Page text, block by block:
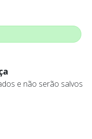
e não serão salvos